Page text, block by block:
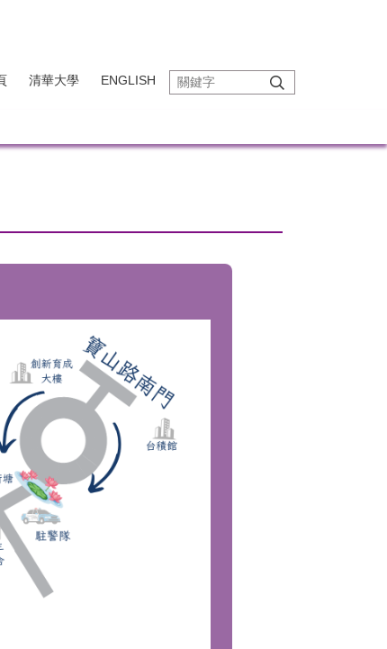
清華大學 ENGLISH